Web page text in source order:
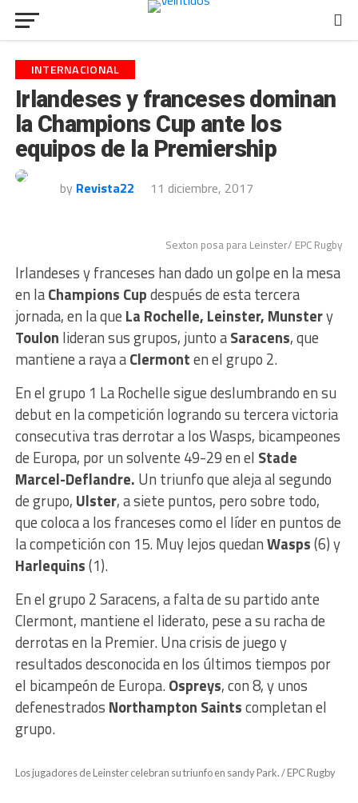
INTERNACIONAL
Irlandeses y franceses dominan
la Champions Cup ante los
equipos de la Premiership
by Revista22 11 diciembre, 2017
Sexton posa para Leinster/ EPC Rugby
Irlandeses y franceses han dado un golpe en la mesa
en laChampions Cupdespués de esta tercera
jornada, en la que La Rochelle, Leinster, Munstery
Toulon lideran sus grupos, junto aSaracens, que
mantiene a raya aClermonten el grupo 2.
En el grupo 1 La Rochelle sigue deslumbrando en su
debut en la competición logrando su tercera victoria
consecutiva tras derrotar a los Wasps, bicampeones
de Europa, por un solvente 49-29 en el Stade
Marcel-Deflandre. Un triunfo que aleja al segundo
de grupo, Ulster, a siete puntos, pero sobre todo,
que coloca a los franceses como el líder en puntos de
la competición con 15. Muy lejos quedanWasps(6) y
Harlequins(1).
En el grupo 2 Saracens, a falta de su partido ante
Clermont, mantiene el liderato, pese a su racha de
derrotas en la Premier. Una crisis de juego y
resultados desconocida en los últimos tiempos por
el bicampeón de Europa.Ospreys, con 8, y unos
defenestrados Northampton Saintscompletan el
grupo.
Los jugadores de Leinster celebran su triunfo en sandy Park. / EPC Rugby